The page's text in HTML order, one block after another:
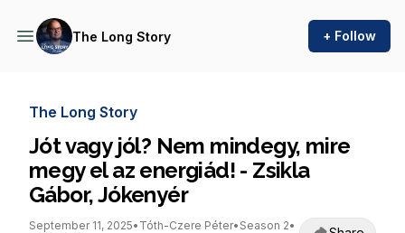
The Long Story + Follow
The Long Story
Jót vagy jól? Nem mindegy, mire
megy el az energiád! - Zsikla
Gábor, Jókenyér
September 11, 2025• Tóth-Czere Péter• Season 2•